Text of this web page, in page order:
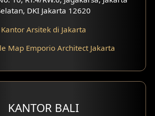
Perumahan
DKI Jakarta 12620
Kantor Arsitek di Jakarta
Map Emporio Architect Jakarta
KANTOR BALI